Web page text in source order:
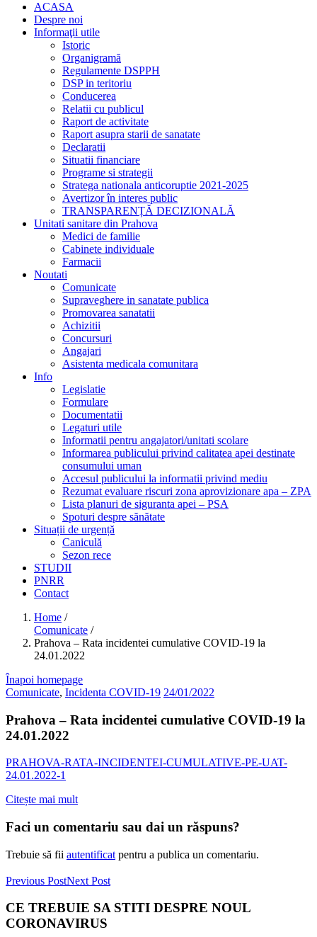
ACASA
Despre noi
Informaţii utile
Istoric
Organigramă
Regulamente DSPPH
DSP in teritoriu
Conducerea
Relatii cu publicul
Raport de activitate
Raport asupra starii de sanatate
Declaratii
Situatii financiare
Programe si strategii
Stratega nationala anticoruptie 2021-2025
Avertizor în interes public
TRANSPARENȚĂ DECIZIONALĂ
Unitati sanitare din Prahova
Medici de familie
Cabinete individuale
Farmacii
Noutati
Comunicate
Supraveghere in sanatate publica
Promovarea sanatatii
Achizitii
Concursuri
Angajari
Asistenta medicala comunitara
Info
Legislatie
Formulare
Documentatii
Legaturi utile
Informatii pentru angajatori/unitati scolare
Informarea publicului privind calitatea apei destinate
consumului uman
Accesul publicului la informatii privind mediu
Rezumat evaluare riscuri zona aprovizionare apa – ZPA
Lista planuri de siguranta apei – PSA
Spoturi despre sănătate
Situații de urgență
Caniculă
Sezon rece
STUDII
PNRR
Contact
Home /
Comunicate /
Prahova – Rata incidentei cumulative COVID-19 la
24.01.2022
Înapoi homepage
Comunicate, Incidenta COVID-19 24/01/2022
Prahova – Rata incidentei cumulative COVID-19 la
24.01.2022
PRAHOVA-RATA-INCIDENTEI-CUMULATIVE-PE-UAT-
24.01.2022-1
Citește mai mult
Faci un comentariu sau dai un răspuns?
Trebuie să fii autentificat pentru a publica un comentariu.
Previous PostNext Post
CE TREBUIE SA STITI DESPRE NOUL
CORONAVIRUS